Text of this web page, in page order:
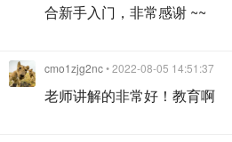
合新手入门，非常感谢 ~~
cmo1zjg2nc• 2022-08-05 14:51:37
老师讲解的非常好！教育啊